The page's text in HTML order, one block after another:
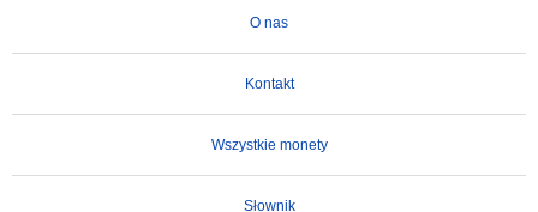
O nas
Kontakt
Wszystkie monety
Słownik